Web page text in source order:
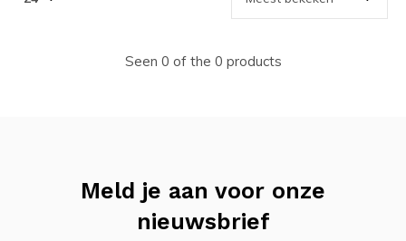
Seen 0 of the 0 products
Meld je aan voor onze
nieuwsbrief